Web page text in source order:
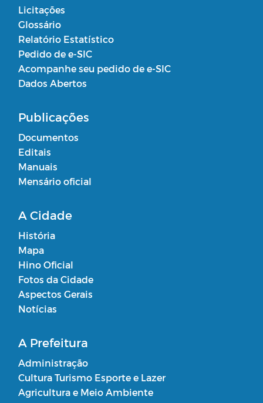
Licitações
Glossário
Relatório Estatístico
Pedido de e-SIC
Acompanhe seu pedido de e-SIC
Dados Abertos
Publicações
Documentos
Editais
Manuais
Mensário oficial
A Cidade
História
Mapa
Hino Oficial
Fotos da Cidade
Aspectos Gerais
Notícias
A Prefeitura
Administração
Cultura Turismo Esporte e Lazer
Agricultura e Meio Ambiente